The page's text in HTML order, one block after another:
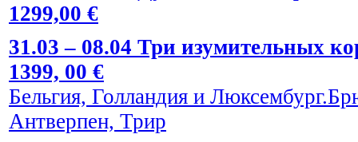
1299,00 €
31.03 – 08.04 Три изумительных
1399, 00 €
Бельгия, Голландия и
Антверпен, Трир